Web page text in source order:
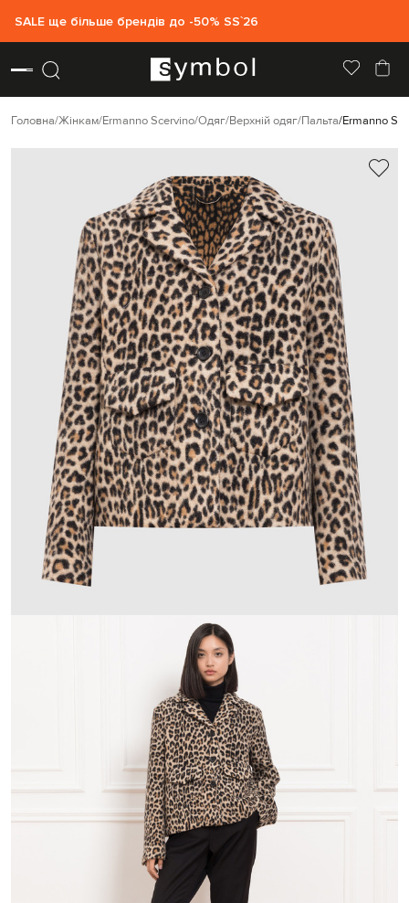
SALE ще більше брендів до -50% SS`26
Головна Жінкам Ermanno Scervino Одяг Верхній одяг Пальта Ermanno